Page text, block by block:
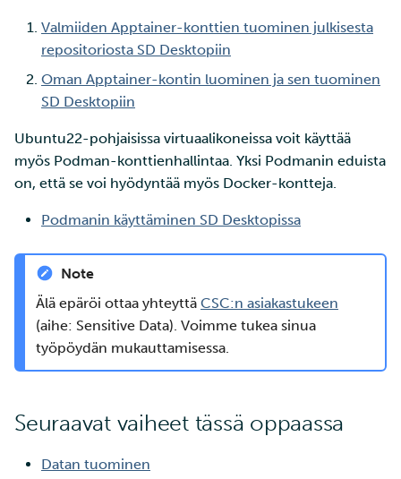
Valmiiden Apptainer-konttien tuominen julkisesta
repositoriosta SD Desktopiin
Oman Apptainer-kontin luominen ja sen tuominen
SD Desktopiin
Ubuntu22-pohjaisissa virtuaalikoneissa voit käyttää
myös Podman-konttienhallintaa. Yksi Podmanin eduista
on, että se voi hyödyntää myös Docker-kontteja.
Podmanin käyttäminen SD Desktopissa
Note
Älä epäröi ottaa yhteyttä CSC:n asiakastukeen
(aihe: Sensitive Data). Voimme tukea sinua
työpöydän mukauttamisessa.
Seuraavat vaiheet tässä oppaassa
Datan tuominen